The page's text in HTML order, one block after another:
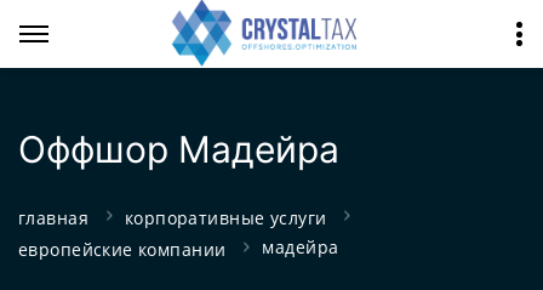
Оффшор Мадейра
главная
корпоративные услуги
европейские компании
мадейра